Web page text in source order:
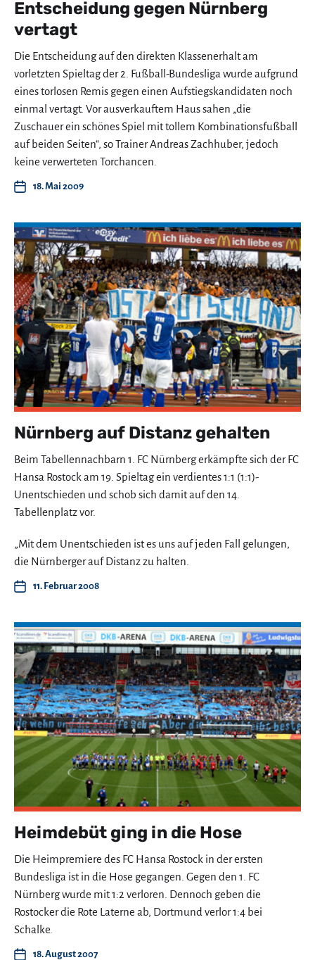
Entscheidung gegen Nürnberg
vertagt
Die Entscheidung auf den direkten Klassenerhalt am
vorletzten Spieltag der 2. Fußball-Bundesliga wurde aufgrund
eines torlosen Remis gegen einen Aufstiegskandidaten noch
einmal vertagt. Vor ausverkauftem Haus sahen „die
Zuschauer ein schönes Spiel mit tollem Kombinationsfußball
auf beiden Seiten“, so Trainer Andreas Zachhuber, jedoch
keine verwerteten Torchancen.
18. Mai 2009
Nürnberg auf Distanz gehalten
Beim Tabellennachbarn 1. FC Nürnberg erkämpfte sich der FC
Hansa Rostock am 19. Spieltag ein verdientes 1:1 (1:1)-
Unentschieden und schob sich damit auf den 14.
Tabellenplatz vor.
„Mit dem Unentschieden ist es uns auf jeden Fall gelungen,
die Nürnberger auf Distanz zu halten.
11. Februar 2008
Heimdebüt ging in die Hose
Die Heimpremiere des FC Hansa Rostock in der ersten
Bundesliga ist in die Hose gegangen. Gegen den 1. FC
Nürnberg wurde mit 1:2 verloren. Dennoch geben die
Rostocker die Rote Laterne ab, Dortmund verlor 1:4 bei
Schalke.
18. August 2007